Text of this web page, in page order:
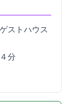
ゲストハウス
分